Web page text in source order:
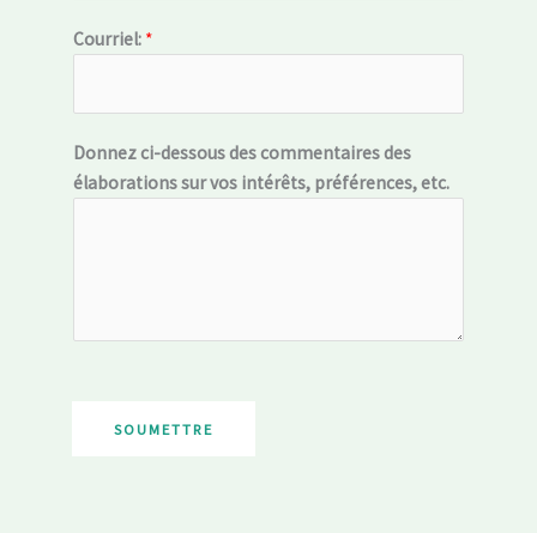
Courriel: *
Donnez ci-dessous des commentaires des
élaborations sur vos intérêts, préférences, etc.
SOUMETTRE